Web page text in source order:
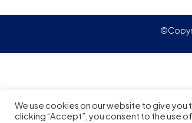
We use cookies on our website to give
clicking “Accept”, you consent to the use